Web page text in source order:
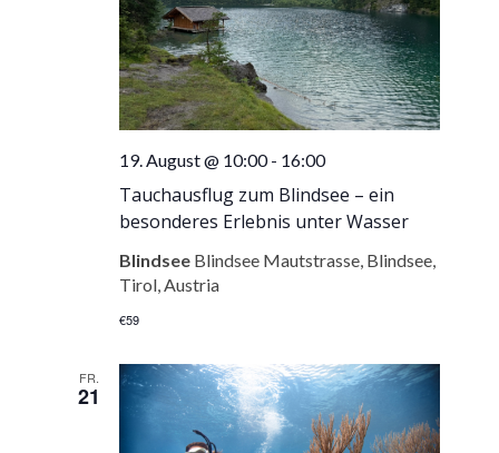
Tauchausflug zum Blindsee – ein
besonderes Erlebnis unter Wasser
19. August @ 10:00- 16:00
Blindsee Blindsee Mautstrasse, Blindsee,
Tirol, Austria
€59
FR.
21